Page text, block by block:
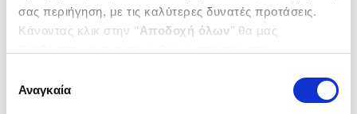
σας περιήγηση, με τις καλύτερες δυνατές προτάσεις.
Κάνοντας κλικ στην ‘’Αποδοχή όλων’’ θα μας
ενδιαφέρουν και να επιλέξετε από τα παρακάτω με την
΄΄και να ενημερωθείτε σχετικά με
συγκατάθεσης
Αναγκαία